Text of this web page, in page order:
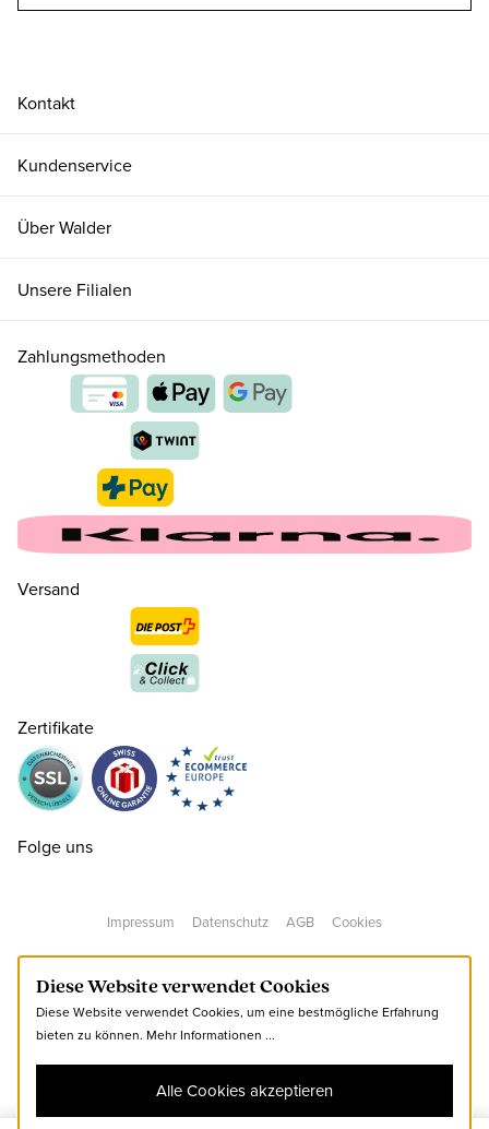
CHF 95.00
21 CHF 95.00
22 CHF 95.00
CHF 95.00
24 CHF 100.00
CHF 100.00
27 CHF 100.00
28 CHF 100.00
Kontakt
Kundenservice
Über Walder
Unsere Filialen
Zahlungsmethoden
Versand
Zertifikate
Folge uns
Impressum Datenschutz AGB Cookies
Diese Website verwendet Cookies
Diese Website verwendet Cookies, um eine bestmögliche Erfahrung
bieten zu können. Mehr Informationen ...
Alle Cookies akzeptieren